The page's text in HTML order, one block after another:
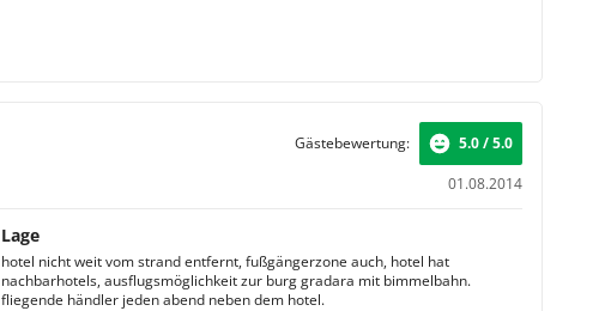
01.08.2014
Gästebewertung: 5.0 / 5.0
Lage
hotel nicht weit vom strand entfernt, fußgängerzone auch, hotel hat
nachbarhotels, ausflugsmöglichkeit zur burg gradara mit bimmelbahn.
fliegende händler jeden abend neben dem hotel.